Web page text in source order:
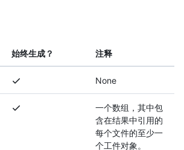
始终生成？ 注释
None
一个数组，其中包
含在结果中引用的
每个文件的至少一
个工件对象。